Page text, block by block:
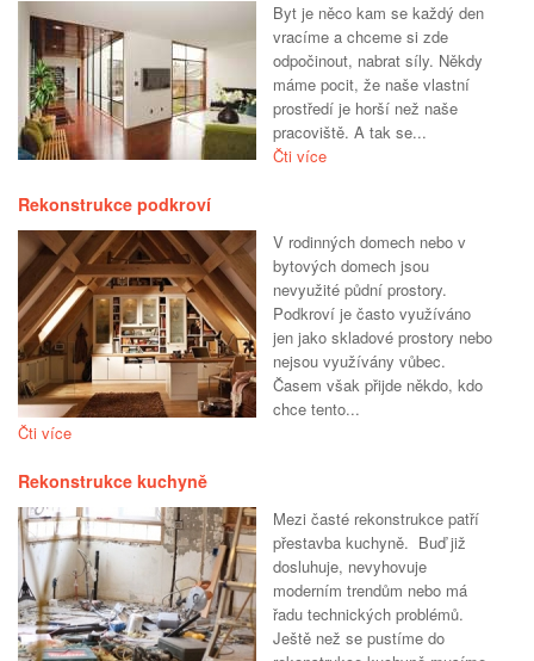
Byt je něco kam se každý den
vracíme a chceme si zde
odpočinout, nabrat síly. Někdy
máme pocit, že naše vlastní
prostředí je horší než naše
pracoviště. A tak se...
Čti více
Rekonstrukce podkroví
V rodinných domech nebo v
bytových domech jsou
nevyužité půdní prostory.
Podkroví je často využíváno
jen jako skladové prostory nebo
nejsou využívány vůbec.
Časem však přijde někdo, kdo
chce tento...
Čti více
Rekonstrukce kuchyně
Mezi časté rekonstrukce patří
přestavba kuchyně. Buď již
dosluhuje, nevyhovuje
moderním trendům nebo má
řadu technických problémů.
Ještě než se pustíme do